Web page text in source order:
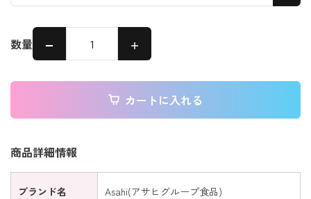
数量
カートに入れる
商品詳細情報
ブランド名 Asahi(アサヒグループ食品)